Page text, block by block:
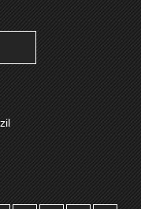
CASE
SORTE GRANDE
GAMES
NOBRE